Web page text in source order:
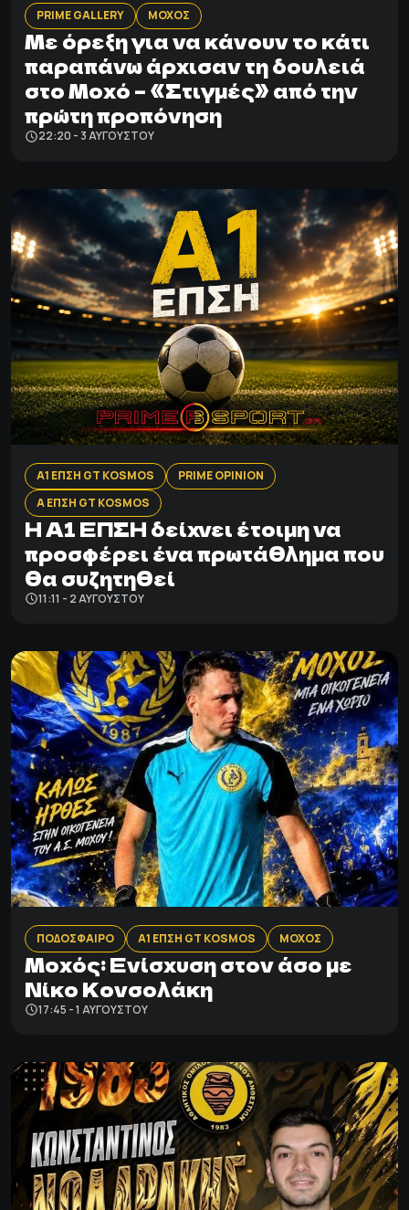
PRIME GALLERY ΜΟΧΟΣ
Με όρεξη για να κάνουν το κάτι
παραπάνω άρχισαν τη δουλειά
στο Μοχό – «Στιγμές» από την
πρώτη προπόνηση
22:20 - 3 ΑΥΓΟΎΣΤΟΥ
Α1 ΕΠΣΗ GT KOSMOS
PRIME OPINION
Α ΕΠΣΗ GT KOSMOS
Η Α1 ΕΠΣΗ δείχνει έτοιμη να
προσφέρει ένα πρωτάθλημα που
θα συζητηθεί
11:11 - 2 ΑΥΓΟΎΣΤΟΥ
ΠΟΔΟΣΦΑΙΡΟ Α1 ΕΠΣΗ GT KOSMOS ΜΟΧΟΣ
Μοχός: Ενίσχυση στον άσο με
Νίκο Κονσολάκη
17:45 - 1 ΑΥΓΟΎΣΤΟΥ